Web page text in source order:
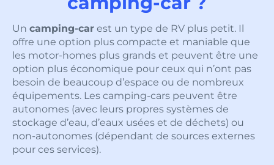
Un camping-car est un type de RV plus petit. Il
offre une option plus compacte et maniable que
les motor-homes plus grands et peuvent être une
option plus économique pour ceux qui n’ont pas
besoin de beaucoup d’espace ou de nombreux
équipements. Les camping-cars peuvent être
autonomes (avec leurs propres systèmes de
stockage d’eau, d’eaux usées et de déchets) ou
non-autonomes (dépendant de sources externes
pour ces services).